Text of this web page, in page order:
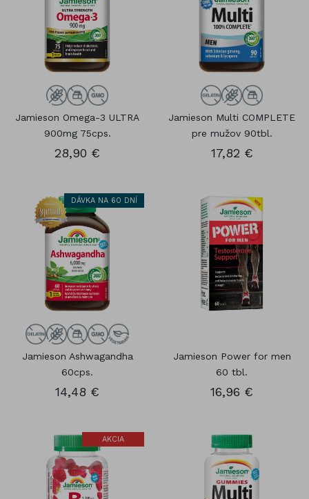
Jamieson Omega-3 ULTRA
900mg 75cps.
28,90 €
Jamieson Multi COMPLETE
pre mužov 90tbl.
17,82 €
DÁVKA NA 60 DNÍ
Jamieson Ashwagandha
60cps.
14,48 €
Jamieson Power for men
60 tbl.
16,96 €
AKCIA